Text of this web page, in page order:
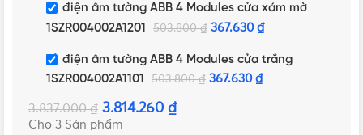
Tủ điện âm tường ABB 4 Modules cửa xám mờ
1SZR004002A1201
503.800₫ 367.630 ₫
Tủ điện âm tường ABB 4 Modules cửa trắng
1SZR004002A1101
503.800₫ 367.630 ₫
3.837.000₫ 3.814.260 ₫
Cho 3 Sản phẩm